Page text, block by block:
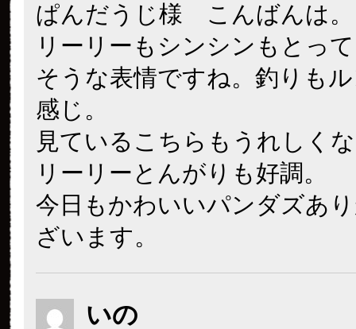
ぱんだうじ様 こんばんは。
リーリーもシンシンもとっ
そうな表情ですね。釣りも
感じ。
見ているこちらもうれしく
リーリーとんがりも好調。
今日もかわいいパンダズあ
ざいます。
いの